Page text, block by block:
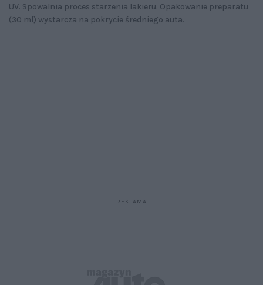
UV. Spowalnia proces starzenia lakieru. Opakowanie preparatu
(30 ml) wystarcza na pokrycie średniego auta.